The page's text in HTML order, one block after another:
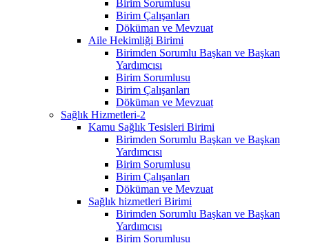
Birim Sorumlusu
Birim Çalışanları
Döküman ve Mevzuat
Aile Hekimliği Birimi
Birimden Sorumlu Başkan ve Başkan
Yardımcısı
Birim Sorumlusu
Birim Çalışanları
Döküman ve Mevzuat
Sağlık Hizmetleri-2
Kamu Sağlık Tesisleri Birimi
Birimden Sorumlu Başkan ve Başkan
Yardımcısı
Birim Sorumlusu
Birim Çalışanları
Döküman ve Mevzuat
Sağlık hizmetleri Birimi
Birimden Sorumlu Başkan ve Başkan
Yardımcısı
Birim Sorumlusu